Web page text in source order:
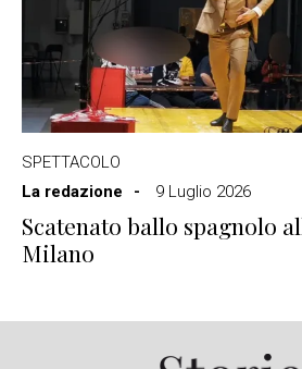
SPETTACOLO
La redazione
9 Luglio 2026
Scatenato ballo spagnolo
Milano